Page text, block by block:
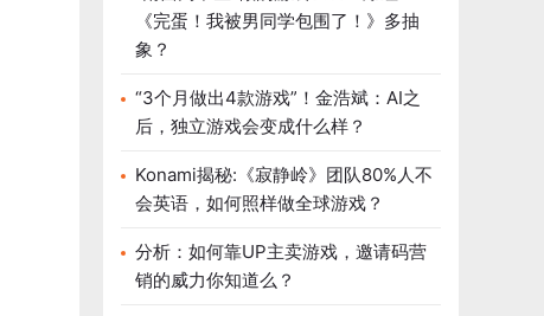
《完蛋！我被男同学包围了！》多抽
象？
“3个月做出4款游戏”！金浩斌：AI之
后，独立游戏会变成什么样？
Konami揭秘:《寂静岭》团队80%人不
会英语，如何照样做全球游戏？
分析：如何靠UP主卖游戏，邀请码营
销的威力你知道么？